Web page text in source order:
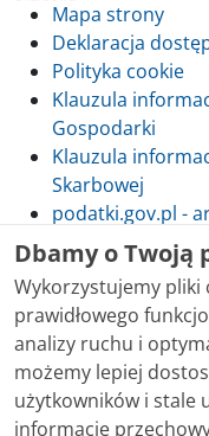
Mapa strony
Deklaracja
Polityka cookie
Klauzula
Gospodarki
Klauzula
Skarbowej
podatki.gov.pl -
Skontaktuj się z
Treści
bezpłatnie.
Dbamy o Twoją
Wykorzystujemy pliki
prawidłowego
analizy ruchu i
możemy lepiej
użytkowników i stale
informacje